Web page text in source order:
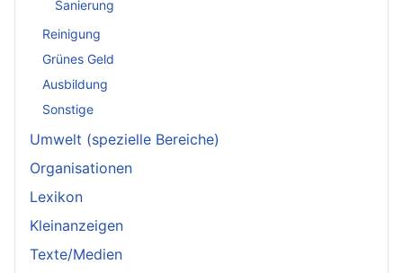
Sanierung
Reinigung
Grünes Geld
Ausbildung
Sonstige
Umwelt (spezielle Bereiche)
Organisationen
Lexikon
Kleinanzeigen
Texte/Medien